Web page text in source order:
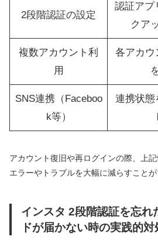
2段階認証の設定
認証アプ
クア
複数アカウント利
用
各アカウ
SNS連携（Faceboo
k等）
連携状態
アカウント復旧や再ログインの際、上
エラーやトラブルを大幅に減らすことが
インスタ 2段階認証を忘れ
ドが届かない時の実践的対